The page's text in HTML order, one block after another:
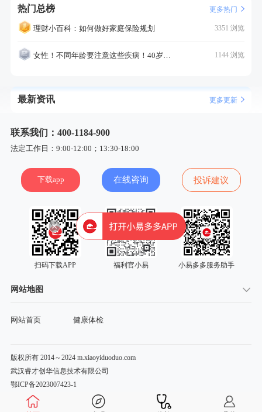
热门总榜 更多热门
理财小百科：如何做好家庭保险规划 3351 浏览
女性！不同年龄要注意这些疾病！40岁的这个疾病最需要注意！ 1144 浏览
最新资讯 更多更新
联系我们：400-1184-900
法定工作日：9:00-12:00；13:30-18:00
下载app 在线咨询 投诉建议
扫码下载APP 福利官小易 小易多多服务助手
网站地图
网站首页 健康体检
版权所有 2014～2024 m.xiaoyiduoduo.com
武汉睿才创华信息技术有限公司
鄂ICP备2023007423-1